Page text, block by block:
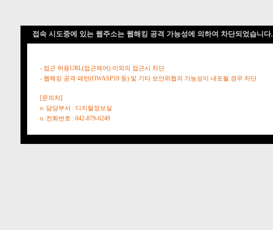
접속 시도중에 있는 웹주소는 웹해킹 공격 가능성에 의하여 차단되었습니다.
- 접근 허용URL(접근제어) 이외의 접근시 차단
- 웹해킹 공격 패턴(OWASP10 등) 및 기타 보안위협의 가능성이 내포될 경우 차단
[문의처]
o. 담당부서 : 디지털정보실
o. 전화번호 : 042-879-6249